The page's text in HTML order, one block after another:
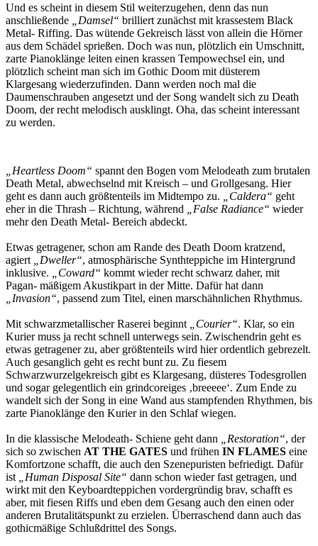
Und es scheint in diesem Stil weiterzugehen, denn das nun
anschließende
„Damsel“ brilliert zunächst mit krassestem Black
Metal- Riffing. Das wütende Gekreisch lässt von allein die Hörner
aus dem Schädel sprießen. Doch was nun, plötzlich ein Umschnitt,
zarte Pianoklänge leiten einen krassen Tempowechsel ein, und
plötzlich scheint man sich im Gothic Doom mit düsterem
Klargesang wiederzufinden. Dann werden noch mal die
Daumenschrauben angesetzt und der Song wandelt sich zu Death
Doom, der recht melodisch ausklingt. Oha, das scheint interessant
zu werden.
„Heartless Doom“ spannt den Bogen vom Melodeath zum brutalen
Death Metal, abwechselnd mit Kreisch – und Grollgesang. Hier
geht es dann auch größtenteils im Midtempo zu.
„Caldera“ geht
eher in die Thrash – Richtung, während
„False Radiance“ wieder
mehr den Death Metal- Bereich abdeckt.
Etwas getragener, schon am Rande des Death Doom kratzend,
agiert
„Dweller“, atmosphärische Synthteppiche im Hintergrund
inklusive.
„Coward“ kommt wieder recht schwarz daher, mit
Pagan- mäßigem Akustikpart in der Mitte. Dafür hat dann
„Invasion“, passend zum Titel, einen marschähnlichen Rhythmus.
Mit schwarzmetallischer Raserei beginnt „Courier“. Klar, so ein
Kurier muss ja recht schnell unterwegs sein. Zwischendrin geht es
etwas getragener zu, aber größtenteils wird hier ordentlich gebrezelt.
Auch gesanglich geht es recht bunt zu. Zu fiesem
Schwarzwurzelgekreisch gibt es Klargesang, düsteres Todesgrollen
und sogar gelegentlich ein grindcoreiges ‚breeeee‘. Zum Ende zu
wandelt sich der Song in eine Wand aus stampfenden Rhythmen, bis
zarte Pianoklänge den Kurier in den Schlaf wiegen.
In die klassische Melodeath- Schiene geht dann „Restoration“, der
sich so zwischen AT THE GATES und frühen IN FLAMES eine
Komfortzone schafft, die auch den Szenepuristen befriedigt. Dafür
ist
„Human Disposal Site“ dann schon wieder fast getragen, und
wirkt mit den Keyboardteppichen vordergründig brav, schafft es
aber, mit fiesen Riffs und eben dem Gesang auch den einen oder
anderen Brutalitätspunkt zu erzielen. Überraschend dann auch das
gothicmäßige Schlußdrittel des Songs.